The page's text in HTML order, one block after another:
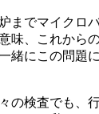
までマイクロ
味、これから
緒にこの問題
の検査でも、